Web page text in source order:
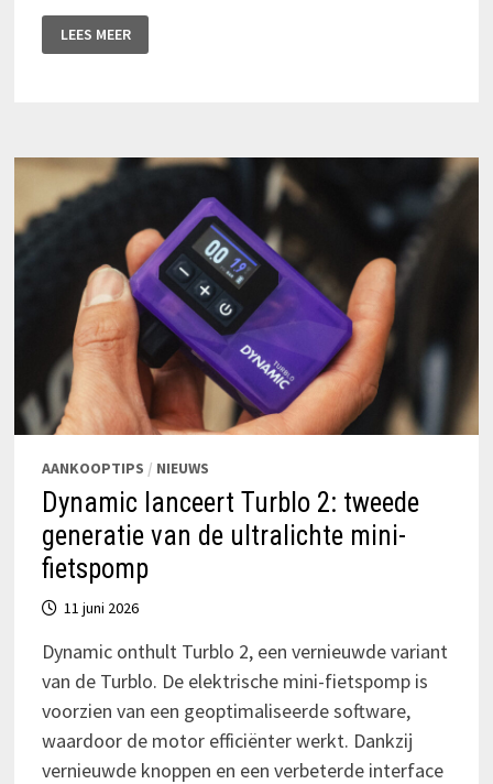
ALPINE
TRAIL
KRACHT
EN
800
WH
PAKKET
LEES MEER
AANKOOPTIPS / NIEUWS
Dynamic lanceert Turblo 2: tweede
generatie van de ultralichte mini-
fietspomp
11 juni 2026
Dynamic onthult Turblo 2, een vernieuwde variant
van de Turblo. De elektrische mini-fietspomp is
voorzien van een geoptimaliseerde software,
waardoor de motor efficiënter werkt. Dankzij
vernieuwde knoppen en een verbeterde interface